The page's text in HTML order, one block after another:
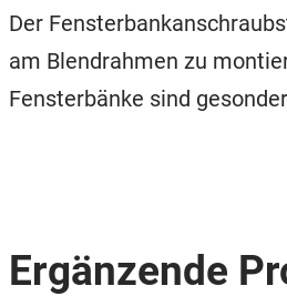
Der
am Blendrahmen zu
Fensterbänke sind
Ergänzende